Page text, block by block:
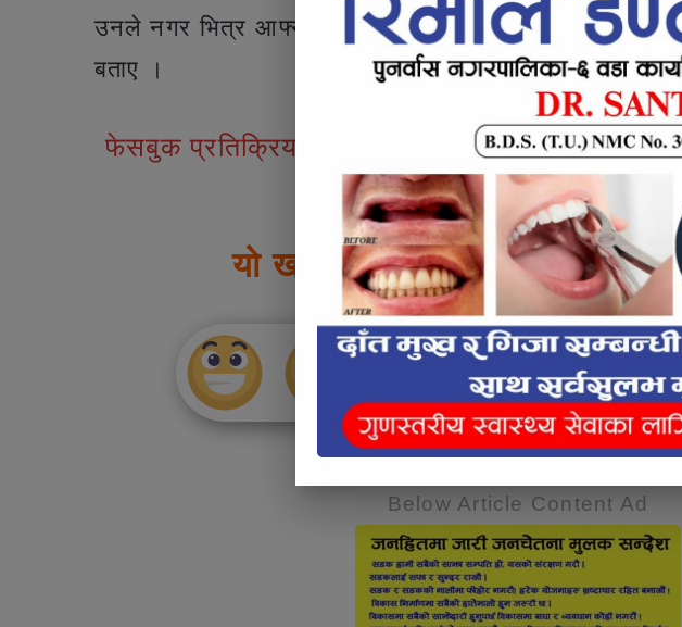
उनले नगर भित्र आफ्नो कार्यकालमा भएका अधुरा कार्यहरुले
बताए ।
फेसबुक प्रतिक्रियाहरु
यो खबर पढेर तपाईलाई कस्तो
Below Article Content Ad